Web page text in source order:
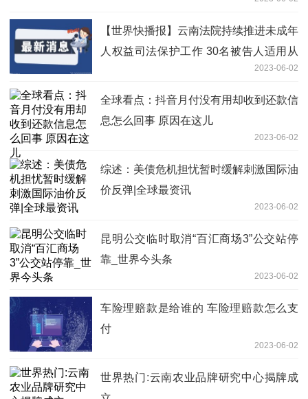
【世界快播报】云南法院持续推进未成年
人权益司法保护工作 30名被告人适用从
2023-06-02
全球看点：抖音月付没有用却收到还款信
息怎么回事 原因在这儿
2023-06-02
综述：美债危机担忧暂时缓解刺激国际油
价反弹|全球最资讯
2023-06-02
昆明公交临时取消“百汇商场3”公交站停
靠_世界今头条
2023-06-02
车险理赔款是给谁的 车险理赔款怎么支
付
2023-06-02
世界热门:云南农业品牌研究中心揭牌成